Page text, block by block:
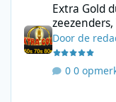
Extra Gold
Doorde
0